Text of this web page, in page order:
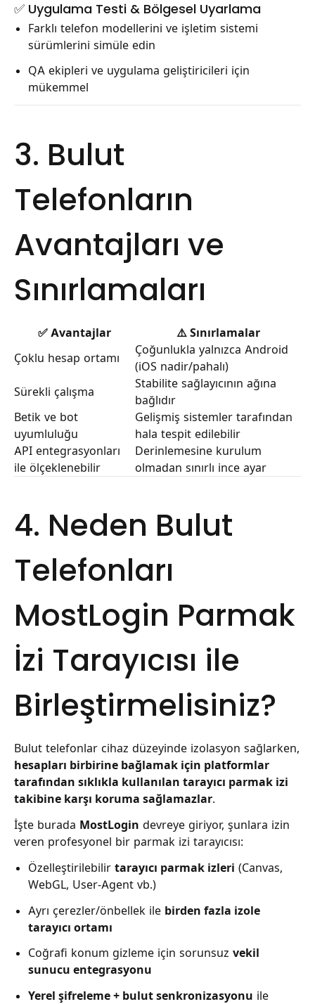
✅ Uygulama Testi & Bölgesel Uyarlama
Farklı telefon modellerini ve işletim sistemi
sürümlerini simüle edin
QA ekipleri ve uygulama geliştiricileri için
mükemmel
3. Bulut
Telefonların
Avantajları ve
Sınırlamaları
✅ Avantajlar
⚠️ Sınırlamalar
Çoklu hesap ortamı
Çoğunlukla yalnızca Android
(iOS nadir/pahalı)
Sürekli çalışma
Stabilite sağlayıcının ağına
bağlıdır
Betik ve bot
uyumluluğu
Gelişmiş sistemler tarafından
hala tespit edilebilir
API entegrasyonları
ile ölçeklenebilir
Derinlemesine kurulum
olmadan sınırlı ince ayar
4. Neden Bulut
Telefonları
MostLogin Parmak
İzi Tarayıcısı ile
Birleştirmelisiniz?
Bulut telefonlar cihaz düzeyinde izolasyon sağlarken,
hesapları birbirine bağlamak için platformlar
tarafından sıklıkla kullanılan tarayıcı parmak izi
takibine karşı koruma sağlamazlar.
İşte burada MostLogin devreye giriyor, şunlara izin
veren profesyonel bir parmak izi tarayıcısı:
Özelleştirilebilir tarayıcı parmak izleri (Canvas,
WebGL, User-Agent vb.)
Ayrı çerezler/önbellek ile birden fazla izole
tarayıcı ortamı
Coğrafi konum gizleme için sorunsuz vekil
sunucu entegrasyonu
Yerel şifreleme + bulut senkronizasyonu ile